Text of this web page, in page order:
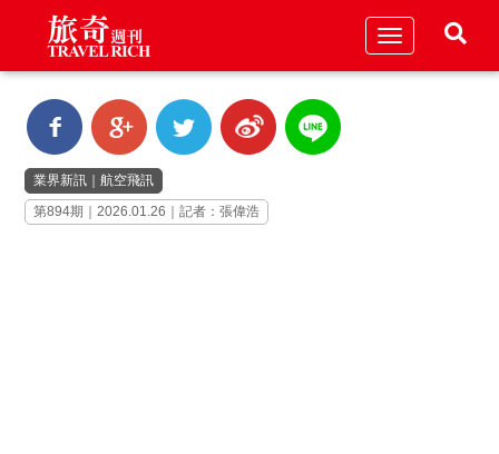
Toggle
業界新訊 ｜航空飛訊
第894期｜2026.01.26｜記者：張偉浩